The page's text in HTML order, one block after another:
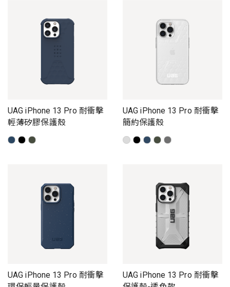
UAG iPhone 13 Pro 耐衝擊
輕薄矽膠保護殼
UAG iPhone 13 Pro 耐衝擊
簡約保護殼
UAG iPhone 13 Pro 耐衝擊
UAG iPhone 13 Pro 耐衝擊